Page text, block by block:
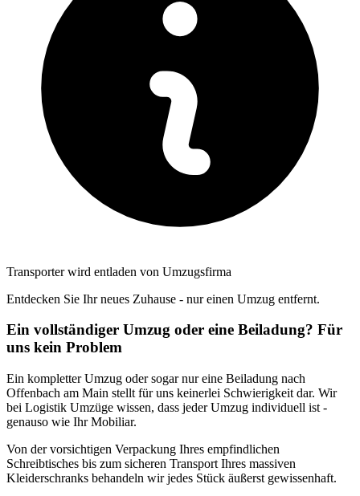
Transporter wird entladen von Umzugsfirma
Entdecken Sie Ihr neues Zuhause - nur einen Umzug entfernt.
Ein vollständiger Umzug oder eine Beiladung? Für
uns kein Problem
Ein kompletter Umzug oder sogar nur eine Beiladung nach
Offenbach am Main stellt für uns keinerlei Schwierigkeit dar. Wir
bei Logistik Umzüge wissen, dass jeder Umzug individuell ist -
genauso wie Ihr Mobiliar.
Von der vorsichtigen Verpackung Ihres empfindlichen
Schreibtisches bis zum sicheren Transport Ihres massiven
Kleiderschranks behandeln wir jedes Stück äußerst gewissenhaft.